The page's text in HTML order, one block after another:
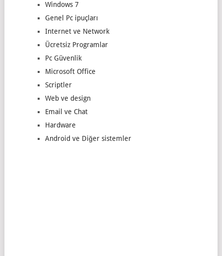
Windows 7
Genel Pc ipuçları
Internet ve Network
Ücretsiz Programlar
Pc Güvenlik
Microsoft Office
Scriptler
Web ve design
Email ve Chat
Hardware
Android ve Diğer sistemler